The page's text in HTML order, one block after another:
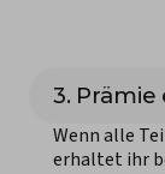
3.
Wenn alle
erhaltet ihr